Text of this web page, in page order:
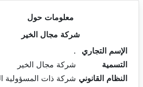
معلومات حول
شركة مجال الخير
الإسم التجاري
.
التسمية
شركة مجال الخير
النظام القانوني شركة ذات المسؤولية